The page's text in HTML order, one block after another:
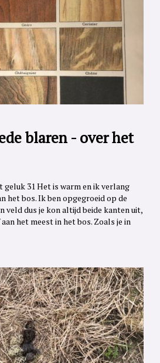
blaren - over het
geluk 31 Het is warm en ik verlang
het bos. Ik ben opgegroeid op de
veld dus je kon altijd beide kanten uit,
het meest in het bos. Zoals je in